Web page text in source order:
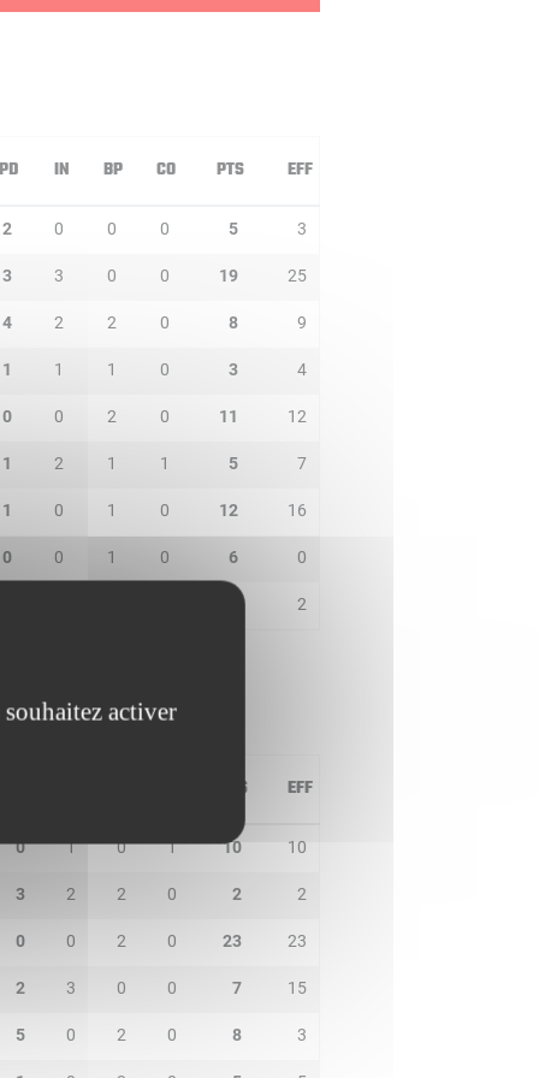
PD IN BP CO PTS EFF
2 0 0 0 5 3
3 3 0 0 19 25
4 2 2 0 8 9
1 1 1 0 3 4
0 0 2 0 11 12
1 2 1 1 5 7
1 0 1 0 12 16
0 0 1 0 6 0
2
PTS EFF
0 1 0 1 10 10
3 2 2 0 2 2
0 0 2 0 23 23
2 3 0 0 7 15
5 0 2 0 8 3
activer